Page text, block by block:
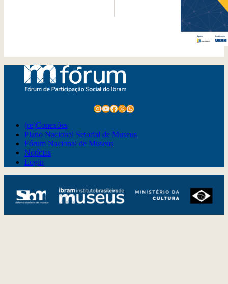
Instagram
Youtube
Facebook
X WhatsApp
(re)Conexões
Plano Nacional Setorial de Museus
Fórum Nacional de Museus
Notícias
Login